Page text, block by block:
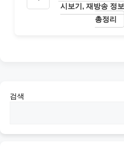
시보기, 재방송 정보
총정리
검색